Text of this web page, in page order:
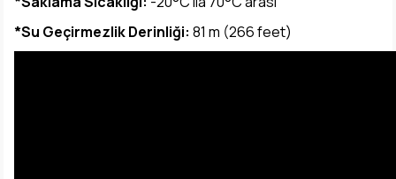
*Su Geçirmezlik Derinliği: 81 m (266 feet)